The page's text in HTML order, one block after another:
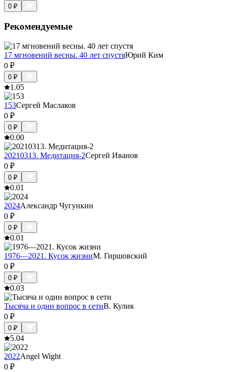
0 ₽
Рекомендуемые
17 мгновений весны. 40 лет спустяЮрий Ким
0 ₽
0 ₽
1.05
153Сергей Маслаков
0 ₽
0 ₽
0.00
20210313. Медитация-2Сергей Иванов
0 ₽
0 ₽
0.01
2024Александр Чугункин
0 ₽
0 ₽
0.01
1976—2021. Кусок жизниМ. Гиршовский
0 ₽
0 ₽
0.03
Тысяча и один вопрос в сетиВ. Кулик
0 ₽
0 ₽
5.04
2022Angel Wight
0 ₽